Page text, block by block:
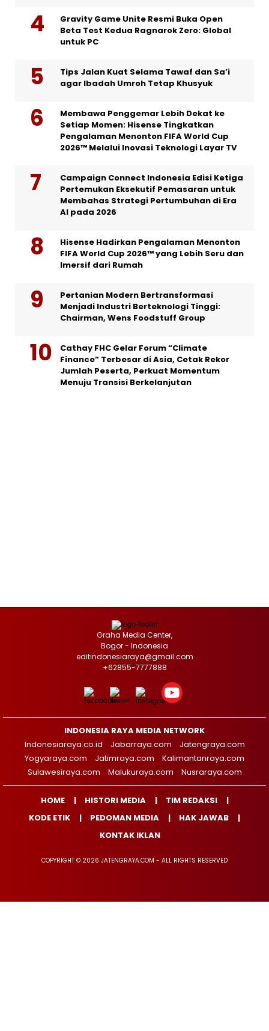
Gravity Game Unite Resmi Buka Open
Beta Test Kedua Ragnarok Zero: Global
untuk PC
Tips Jalan Kuat Selama Tawaf dan Sa’i
agar Ibadah Umroh Tetap Khusyuk
Membawa Penggemar Lebih Dekat ke
Setiap Momen: Hisense Tingkatkan
Pengalaman Menonton FIFA World Cup
2026™ Melalui Inovasi Teknologi Layar TV
Campaign Connect Indonesia Edisi Ketiga
Pertemukan Eksekutif Pemasaran untuk
Membahas Strategi Pertumbuhan di Era
AI pada 2026
Hisense Hadirkan Pengalaman Menonton
FIFA World Cup 2026™ yang Lebih Seru dan
Imersif dari Rumah
Pertanian Modern Bertransformasi
Menjadi Industri Berteknologi Tinggi:
Chairman, Wens Foodstuff Group
Cathay FHC Gelar Forum “Climate
Finance” Terbesar di Asia, Cetak Rekor
Jumlah Peserta, Perkuat Momentum
Menuju Transisi Berkelanjutan
Graha Media Center,
Bogor - Indonesia
editindonesiaraya@gmail.com
+62855-7777888
INDONESIA RAYA MEDIA NETWORK
Indonesiaraya.co.id
Jabarraya.com
Jatengraya.com
Yogyaraya.com
Jatimraya.com
Kalimantanraya.com
Sulawesiraya.com
Malukuraya.com Nusraraya.com
HOME HISTORI MEDIA
TIM REDAKSI
KODE ETIK
PEDOMAN MEDIA
HAK JAWAB
KONTAK IKLAN
COPYRIGHT © 2026 JATENGRAYA.COM - ALL RIGHTS RESERVED